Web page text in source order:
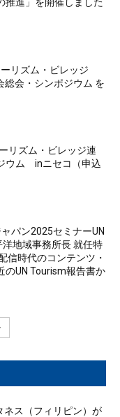
リズム・ビレッジ
総会・シンポジウム を
リズム・ビレッジ連
ウム inニセコ（申込
パン2025セミナーUN
地域事務所長 就任特
時代のコンテンツ・
のUN Tourism報告書か
ネス（フィリピン）が